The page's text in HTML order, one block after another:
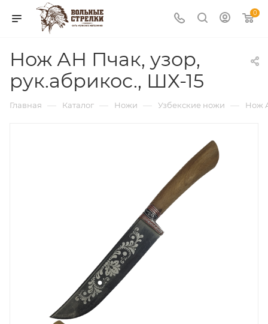
0
Нож АН Пчак, узор,
рук.абрикос., ШХ-15
Главная — Каталог — Ножи — Узбекские ножи — Нож